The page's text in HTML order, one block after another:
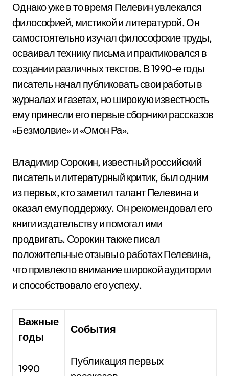
Однако уже в то время Пелевин увлекался
философией, мистикой и литературой. Он
самостоятельно изучал философские труды,
осваивал технику письма и практиковался в
создании различных текстов. В 1990-е годы
писатель начал публиковать свои работы в
журналах и газетах, но широкую известность
ему принесли его первые сборники рассказов
«Безмолвие» и «Омон Ра».
Владимир Сорокин, известный российский
писатель и литературный критик, был одним
из первых, кто заметил талант Пелевина и
оказал ему поддержку. Он рекомендовал его
книги издательству и помогал ими
продвигать. Сорокин также писал
положительные отзывы о работах Пелевина,
что привлекло внимание широкой аудитории
и способствовало его успеху.
Важные
годы
События
1990
Публикация первых